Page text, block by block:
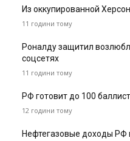
Из оккупированной
11 години тому
Роналду защитил
соцсетях
11 години тому
РФ готовит до 100
12 години тому
Нефтегазовые доходы РФ